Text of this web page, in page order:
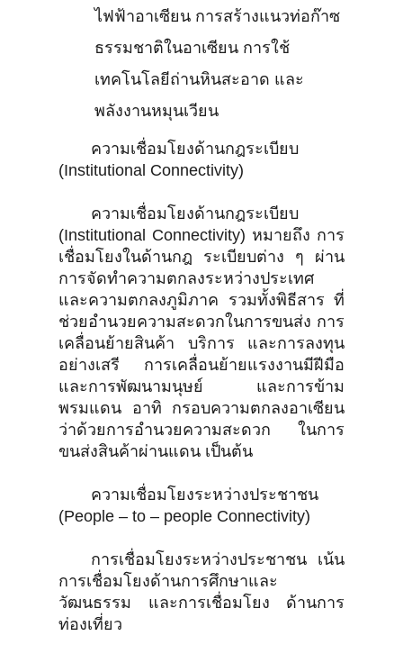
ไฟฟ้าอาเซียน การสร้างแนวท่อก๊าซ
ธรรมชาติในอาเซียน การใช้
เทคโนโลยีถ่านหินสะอาด และ
พลังงานหมุนเวียน
ความเชื่อมโยงด้านกฎระเบียบ
(Institutional Connectivity)
ความเชื่อมโยงด้านกฎระเบียบ
(Institutional Connectivity) หมายถึง การ
เชื่อมโยงในด้านกฎ ระเบียบต่าง ๆ ผ่าน
การจัดทำความตกลงระหว่างประเทศ
และความตกลงภูมิภาค รวมทั้งพิธีสาร ที่
ช่วยอำนวยความสะดวกในการขนส่ง การ
เคลื่อนย้ายสินค้า บริการ และการลงทุน
อย่างเสรี การเคลื่อนย้ายแรงงานมีฝีมือ
และการพัฒนามนุษย์ และการข้าม
พรมแดน อาทิ กรอบความตกลงอาเซียน
ว่าด้วยการอำนวยความสะดวก ในการ
ขนส่งสินค้าผ่านแดน เป็นต้น
ความเชื่อมโยงระหว่างประชาชน
(People – to – people Connectivity)
การเชื่อมโยงระหว่างประชาชน เน้น
การเชื่อมโยงด้านการศึกษาและ
วัฒนธรรม และการเชื่อมโยง ด้านการ
ท่องเที่ยว